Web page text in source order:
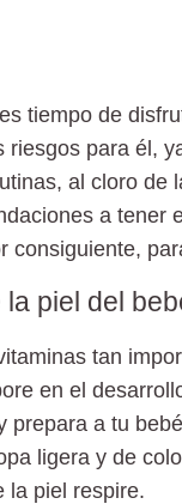
tiempo de
riesgos para él,
al cloro
a tener
consiguiente,
piel del
tan
en el
prepara a tu
ligera y de
la piel respire.